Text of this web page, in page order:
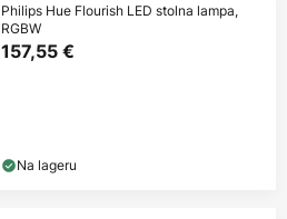
Philips Hue Flourish LED stolna lampa,
RGBW
157,55 €
Na lageru